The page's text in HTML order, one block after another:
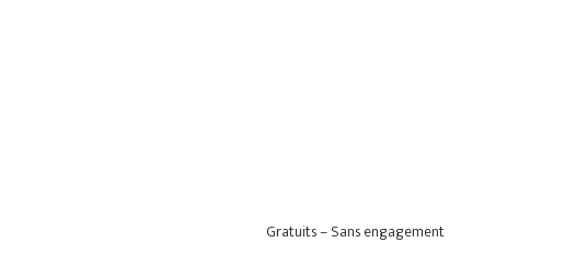
Gratuits – Sans engagement